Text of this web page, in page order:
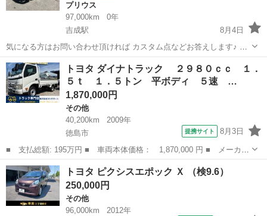
プリウス
97,000km
0年
吉成駅
8月4日
気になる方はお問い合わせ頂ければ カスタム点などお答えします♪ 冷
やかし、お問い合わせのみで返信しない方は お控えください。 話早い
方は他出品中のシャレンのホイールも 超格安で付けます！ よろしくお
願い致します。
徳島 徳島市 吉成駅 プリウス
トヨタ ダイナトラック ２９８０ｃｃ １．
５ｔ １．５トン 平ボディ ５速 …
1,870,000円
その他
40,200km
2009年
徳島市
提携サイト 8月3日
■ 支払総額: 195万円 ■ 車両本体価格： 1,870,000 円 ■ メーカー
名： トヨタ ■ 車種名： ダイナトラック ■ グレード名： ２
９８０ｃｃ １．５ｔ １．５トン 平ボディ ５速 ５ＭＴ 積載
１５００Ｋ...
徳島 徳島市 その他
トヨタ ピクシスエポック Ｘ （検9.6）
250,000円
その他
96,000km
2012年